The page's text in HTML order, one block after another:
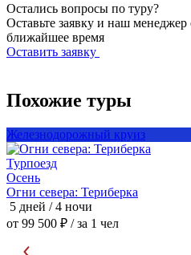
Остались вопросы по туру?
Оставьте заявку и наш менеджер
ближайшее время
Оставить заявку
Похожие туры
Железнодорожный круиз
Турпоезд
Осень
Огни севера: Териберка
5 дней / 4 ночи
от 99 500 ₽ / за 1 чел